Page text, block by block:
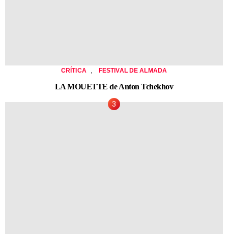
CRÍTICA FESTIVAL DE ALMADA
LA MOUETTE de Anton Tchekhov